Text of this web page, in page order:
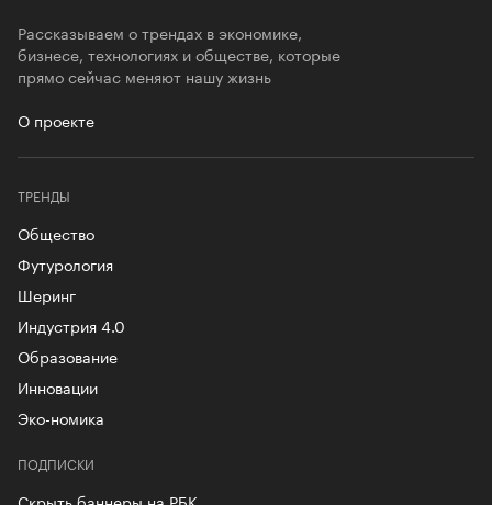
Рассказываем о трендах в экономике,
бизнесе, технологиях и обществе, которые
прямо сейчас меняют нашу жизнь
О проекте
ТРЕНДЫ
Общество
Футурология
Шеринг
Индустрия 4.0
Образование
Инновации
Эко-номика
ПОДПИСКИ